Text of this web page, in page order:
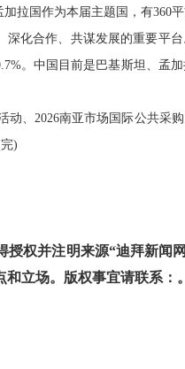
拉国作为本届主题国，有360平
化合作、共谋发展的重要平台
。中国目前是巴基斯坦、孟
、2026南亚市场国际公共采购
)
权并注明来源“迪拜新闻
立场。版权事宜请联系：。